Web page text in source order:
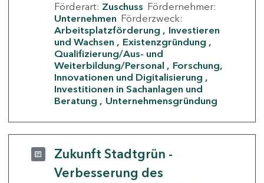
Förderart: Zuschuss Fördernehmer:
Unternehmen Förderzweck:
Arbeitsplatzförderung
Investieren
und Wachsen
Existenzgründung
Qualifizierung/Aus- und
Weiterbildung/Personal
Forschung,
Innovationen und Digitalisierung
Investitionen in Sachanlagen und
Beratung
Unternehmensgründung
Zukunft Stadtgrün -
Verbesserung des